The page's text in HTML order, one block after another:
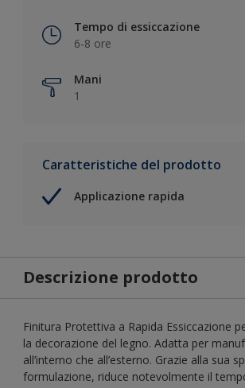
Tempo di essiccazione
6-8 ore
Mani
1
Caratteristiche del prodotto
Applicazione rapida
Descrizione prodotto
Finitura Protettiva a Rapida Essiccazione
la decorazione del legno. Adatta per
all’interno che all’esterno. Grazie alla sua
formulazione, riduce notevolmente il